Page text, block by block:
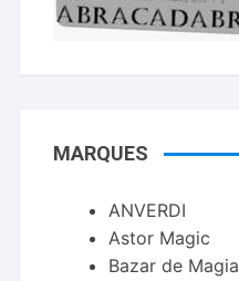
MARQUES
ANVERDI
Astor Magic
Bazar de Magia